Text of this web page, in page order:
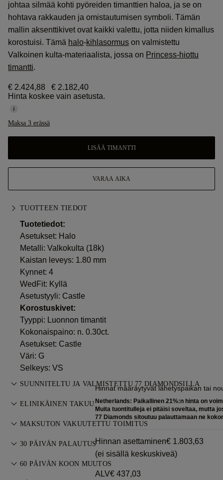
johtaa silmää kohti pyöreiden timanttien haloa, ja se on
hohtava rakkauden ja omistautumisen symboli. Tämän
mallin aksenttikivet ovat kaikki valettu, jotta niiden kimallus
korostuisi. Tämä halo-kihlasormus on valmistettu
Valkoinen kulta-materiaalista, jossa on Princess-hiottu
timantti.
€ 2.424,88
€ 2.182,40
Hinta koskee vain asetusta.
Hinnat määräytyvät lähetyspaikan tai
Netherlands: Paikallinen 21%:n hinta on
Muita tuontitulleja ei pitäisi soveltaa, mutta
77 Diamonds sitoutuu palauttamaan ne
Hinnan asettaminen€ 1.803,63
(ei sisällä keskuskiveä)
ALV€ 437,03
Maksa 3 erässä
LISÄÄ TIMANTTI
VARAA AIKA
TUOTTEEN TIEDOT
Tuotetiedot:
Asetukset: Halo
Metalli: Valkokulta (18k)
Kaistan leveys: 1.80 mm
Kynnet: 4
WedFit: Kyllä
Asetustyyli: Castle
Korostuskivet:
Tyyppi: Luonnon timantit
Kokonaispaino: n. 0.30ct.
Asetukset: Castle
Väri: G
Selkeys: VS
SUUNNITELTU JA VALMISTETTU 77 DIAMONDSILLA
Korutaiteen mestaruutta, yksi koru kerrallaan, 77 Diamondsin
ELINIKÄINEN TAKUU
Kaikki 77 Diamonds -ostokset sisältävät elinikäisen takuun
Katsoehdot .
MAKSUTON VAKUUTETTU TOIMITUS
Kaikki postikulut ovat maksuttomia, riippumatta siitä, missä
asut. Lähetämme kohteen riskittömästi ja täysin vakuutettuna
FedExin tai DHL-erikoiskuljetuspalvelun kautta suoraan
kotiovellesi. Vakuutamme kaikki tilauksemme, jotta vältämme
30 PÄIVÄN PALAUTUS
Jos et ole täysin tyytyväinen, voit palauttaa tai vaihtaa
ostoksesi 30 päivän kuluessa. Katsoehdot
60 PÄIVÄN KOON MUUTOS